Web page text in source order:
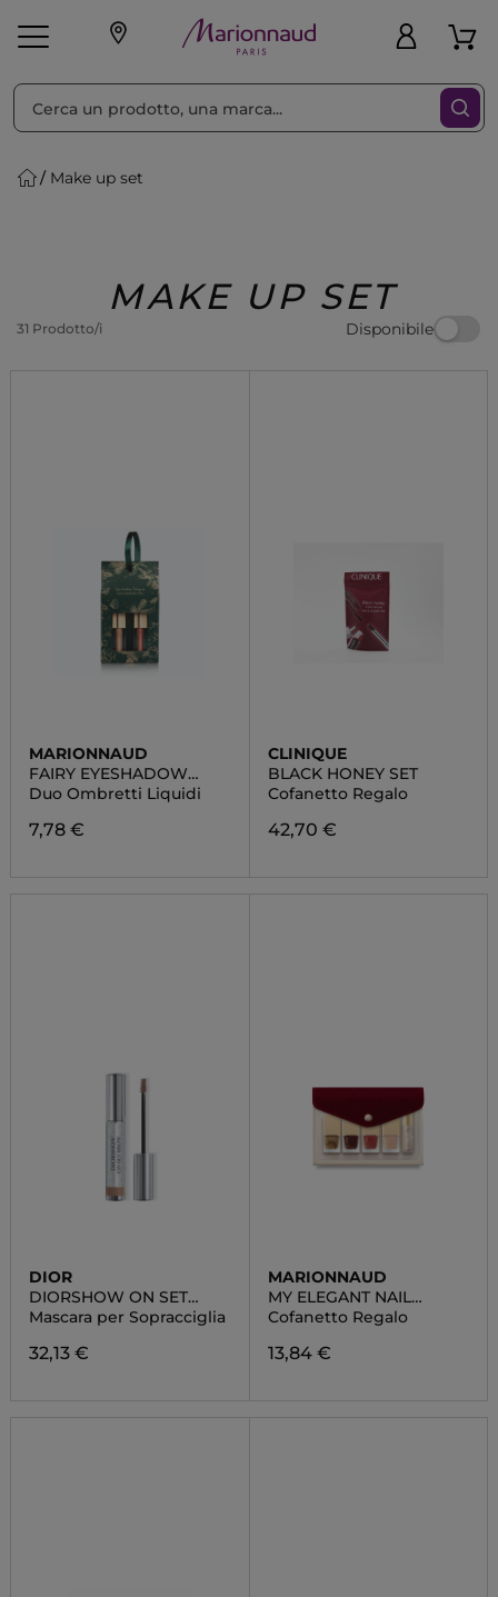
Make-up
Regalo
Make up set
MAKE UP SET
31 Prodotto/i Disponibile
Ordina per Filtra
MARIONNAUD
FAIRY EYESHADOW
DUO
Duo Ombretti Liquidi
7,78 €
CLINIQUE
BLACK HONEY SET
Cofanetto Regalo
42,70 €
DIOR
DIORSHOW ON SET
BROW
Mascara per Sopracciglia
32,13 €
MARIONNAUD
MY ELEGANT NAIL
LACQUER POUCH
Cofanetto Regalo
13,84 €